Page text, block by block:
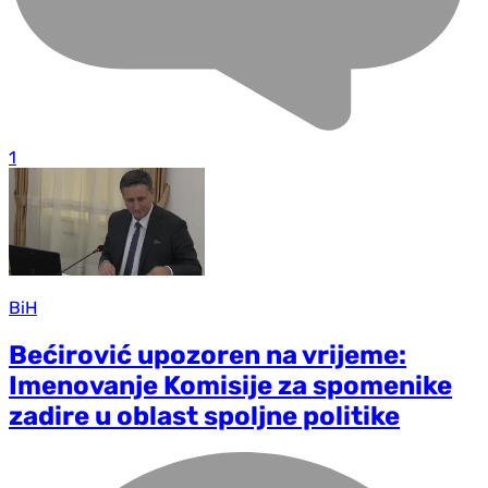
1
BiH
Bećirović upozoren na vrijeme:
Imenovanje Komisije za spomenike
zadire u oblast spoljne politike